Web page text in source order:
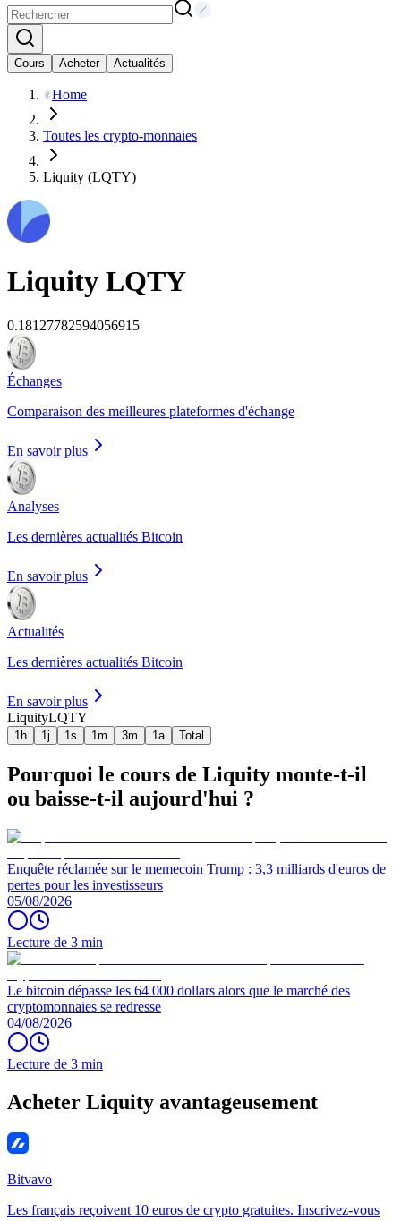
Cours Acheter Actualités
Home
Toutes les crypto-monnaies
Liquity (LQTY)
Liquity LQTY
0.18127782594056915
Échanges
Comparaison des meilleures plateformes d'échange
En savoir plus
Analyses
Les dernières actualités Bitcoin
En savoir plus
Actualités
Les dernières actualités Bitcoin
En savoir plus
LiquityLQTY
1h 1j 1s 1m 3m 1a Total
Pourquoi le cours de Liquity monte-t-il
ou baisse-t-il aujourd'hui ?
Enquête réclamée sur le memecoin Trump : 3,3 milliards d'euros de
pertes pour les investisseurs
05/08/2026
Lecture de 3 min
Le bitcoin dépasse les 64 000 dollars alors que le marché des
cryptomonnaies se redresse
04/08/2026
Lecture de 3 min
Acheter Liquity avantageusement
Bitvavo
Les français reçoivent 10 euros de crypto gratuites. Inscrivez-vous